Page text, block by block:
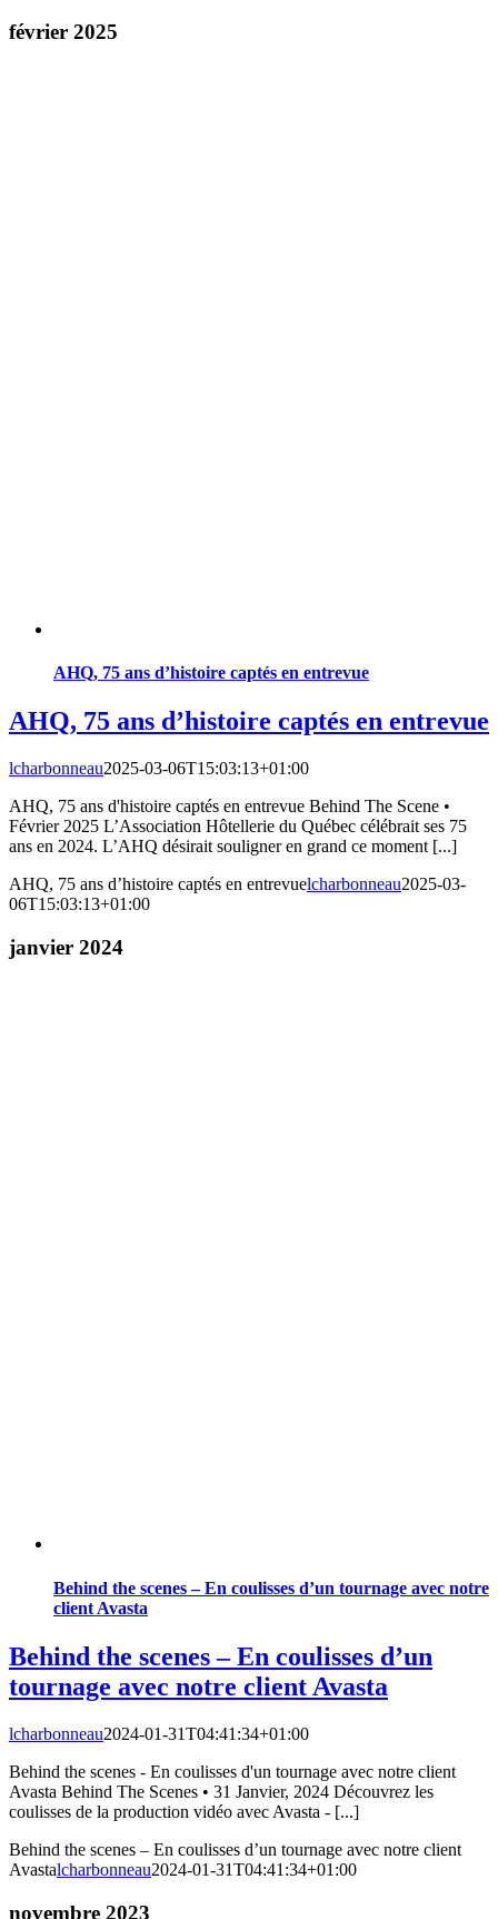
février 2025
AHQ, 75 ans d’histoire captés en entrevue
AHQ, 75 ans d’histoire captés en entrevue
lcharbonneau2025-03-06T15:03:13+01:00
AHQ, 75 ans d'histoire captés en entrevue Behind The Scene •
Février 2025 L’Association Hôtellerie du Québec célébrait ses 75
ans en 2024. L’AHQ désirait souligner en grand ce moment [...]
AHQ, 75 ans d’histoire captés en entrevuelcharbonneau2025-03-
06T15:03:13+01:00
janvier 2024
Behind the scenes – En coulisses d’un tournage avec notre
client Avasta
Behind the scenes – En coulisses d’un
tournage avec notre client Avasta
lcharbonneau2024-01-31T04:41:34+01:00
Behind the scenes - En coulisses d'un tournage avec notre client
Avasta Behind The Scenes • 31 Janvier, 2024 Découvrez les
coulisses de la production vidéo avec Avasta - [...]
Behind the scenes – En coulisses d’un tournage avec notre client
Avastalcharbonneau2024-01-31T04:41:34+01:00
novembre 2023